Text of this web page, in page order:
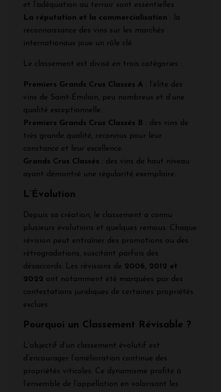
et l’adéquation au terroir sont essentielles.
La réputation et la commercialisation : la
reconnaissance des vins sur les marchés
internationaux joue un rôle clé.
Le classement est divisé en trois catégories :
Premiers Grands Crus Classés A : l’élite des
vins de Saint-Émilion, peu nombreux et d’une
qualité exceptionnelle.
Premiers Grands Crus Classés B : des vins de
très grande qualité, reconnus pour leur
constance et leur excellence.
Grands Crus Classés : des vins de haut niveau
ayant démontré une régularité exemplaire.
L’Évolution
Depuis sa création, le classement a connu
plusieurs évolutions et quelques remous. Chaque
révision peut entraîner des promotions ou des
rétrogradations, suscitant parfois des
désaccords. Les révisions de 2006, 2012 et
2022 ont notamment été marquées par des
contestations juridiques de certaines propriétés
exclues.
Pourquoi un Classement Révisable ?
L’objectif d’un classement évolutif est
d’encourager l’amélioration continue des
propriétés viticoles. Ce dynamisme profite à
l’ensemble de l’appellation en valorisant les